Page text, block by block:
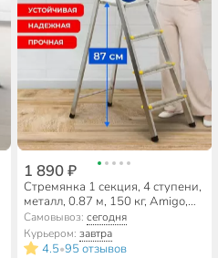
1 890 ₽
Стремянка 1 секция, 4 ступени,
металл, 0.87 м, 150 кг, Amigo,
ЛС1004
Самовывоз: сегодня
Курьером: завтра
4.5•95 отзывов